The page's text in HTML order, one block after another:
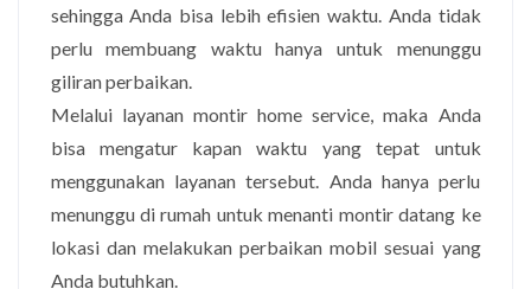
sehingga Anda bisa lebih efisien waktu. Anda tidak
perlu membuang waktu hanya untuk menunggu
giliran perbaikan.
Melalui layanan montir home service, maka Anda
bisa mengatur kapan waktu yang tepat untuk
menggunakan layanan tersebut. Anda hanya perlu
menunggu di rumah untuk menanti montir datang ke
lokasi dan melakukan perbaikan mobil sesuai yang
Anda butuhkan.